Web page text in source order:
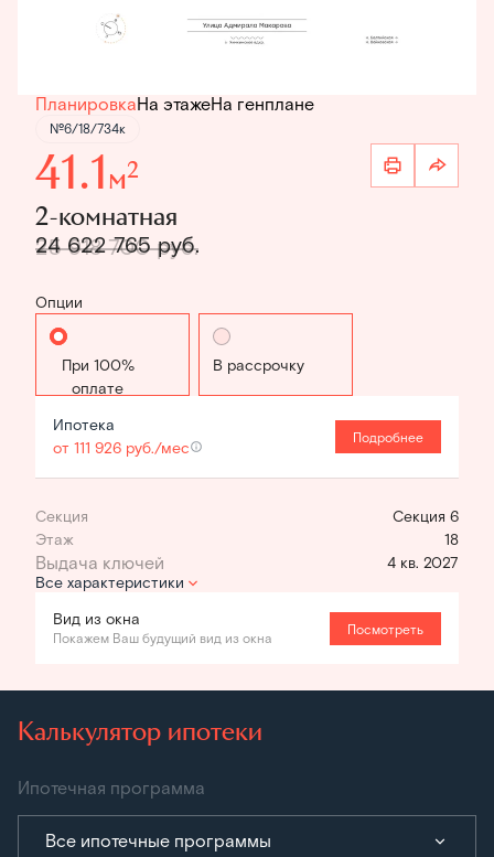
ПланировкаНа этажеНа генплане
№6/18/734к
41.1м2
2-комнатная
25 918 700 руб.
24 622 765 руб.
Опции
Стандартная В рассрочку
Ипотека
от 111 926 руб./мес
Подробнее
Секция
Секция 6
Этаж
18
4 кв. 2027
Все характеристики
Вид из окна
Покажем Ваш будущий вид из окна
Посмотреть
Калькулятор ипотеки
Ипотечная программа
Все ипотечные программы